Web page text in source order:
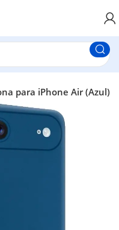
para iPhone Air (Azul)